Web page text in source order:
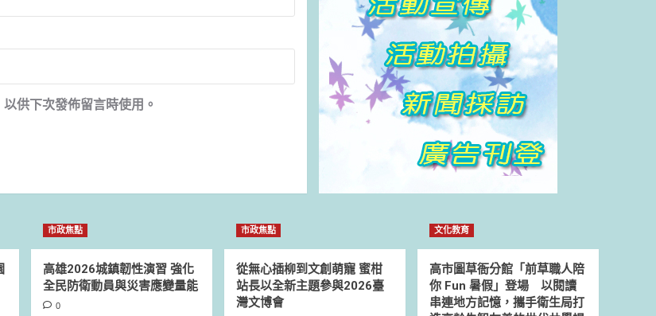
供下次發佈留言時使用。
市政焦點
高雄2026城鎮韌性演習 強化
全民防衛動員與災害應變量能
0
市政焦點
從無心插柳到文創萌寵 蜜柑
站長以全新主題參與2026臺
灣文博會
文化教育
高市圖草衙分館「前草職人陪
你 Fun 暑假」登場 以閱讀
串連地方記憶，攜手衛生局打